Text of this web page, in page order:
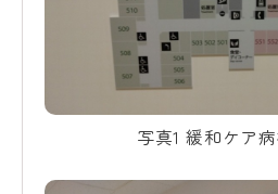
写真1 緩和ケア